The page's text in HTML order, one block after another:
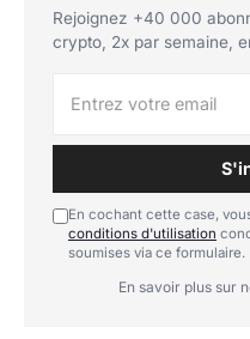
Rejoignez +40 000
crypto, 2x par semaine,
En cochant cette case,
conditions d'utilisation
soumises via ce formulaire.
En savoir plus sur